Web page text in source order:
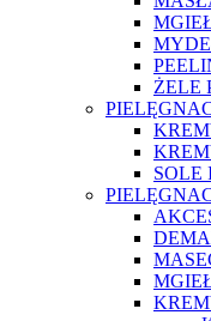
ŻELE
SOLE